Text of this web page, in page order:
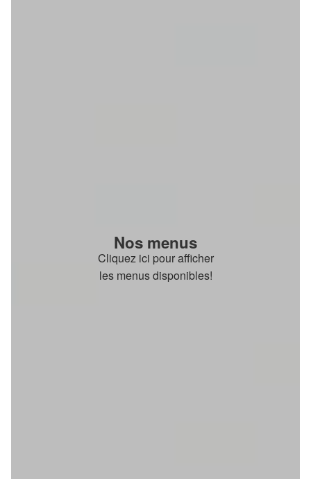
Nos menus
Cliquez ici pour afficher
les menus disponibles!